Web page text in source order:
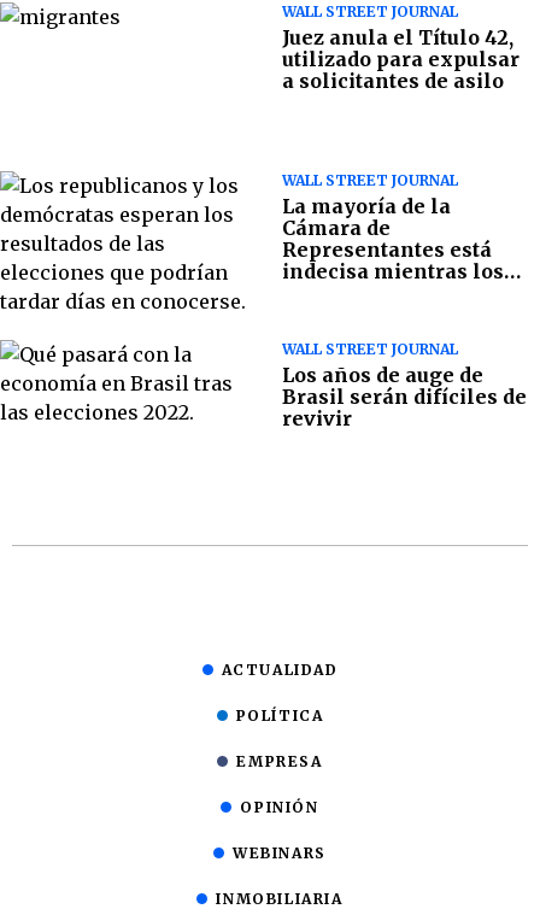
WALL STREET JOURNAL
Juez anula el Título 42,
utilizado para expulsar
a solicitantes de asilo
WALL STREET JOURNAL
La mayoría de la
Cámara de
Representantes está
indecisa mientras los
WALL STREET JOURNAL
Los años de auge de
Brasil serán difíciles de
revivir
ACTUALIDAD
POLÍTICA
EMPRESA
OPINIÓN
WEBINARS
INMOBILIARIA